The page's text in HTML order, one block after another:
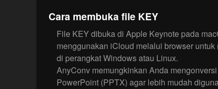
Cara membuka file KEY
File KEY dibuka di Apple Keynote pada
menggunakan iCloud melalui browser
di perangkat Windows atau Linux.
AnyConv memungkinkan Anda
PowerPoint (PPTX) agar lebih mudah